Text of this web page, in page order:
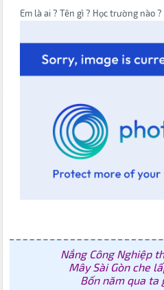
Em là ai ? Tên gì ? Học trường nào
Nắng Công Nghiệp
Mây Sài Gòn che
Bốn năm qua